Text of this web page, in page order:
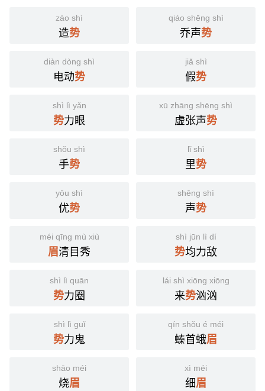
zào shì
造势
qiáo shēng shì
乔声势
diàn dòng shì
电动势
jiǎ shì
假势
shì lì yǎn
势力眼
xū zhāng shēng shì
虚张声势
shǒu shì
手势
lǐ shì
里势
yōu shì
优势
shēng shì
声势
méi qīng mù xiù
眉清目秀
shì jūn lì dí
势均力敌
shì lì quān
势力圈
lái shì xiōng xiōng
来势汹汹
shì lì guǐ
势力鬼
qín shǒu é méi
螓首蛾眉
shāo méi
烧眉
xì méi
细眉